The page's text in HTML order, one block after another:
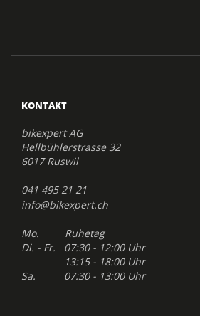
KONTAKT
bikexpert AG
Hellbühlerstrasse 32
6017 Ruswil
041 495 21 21
info@bikexpert.ch
Mo. Ruhetag
Di. - Fr. 07:30 - 12:00 Uhr
13:15 - 18:00 Uhr
Sa. 07:30 - 13:00 Uhr